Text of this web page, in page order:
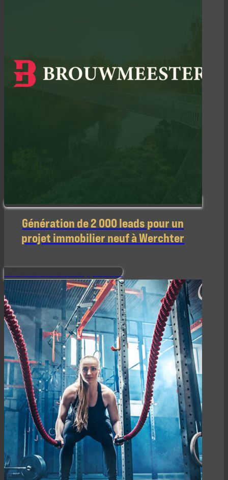
Génération de 2 000 leads pour un
projet immobilier neuf à Werchter
Découvrir notre approche